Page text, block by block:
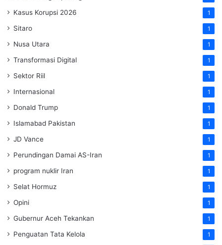
Kasus Korupsi 2026 1
Sitaro 1
Nusa Utara 1
Transformasi Digital 1
Sektor Riil 1
Internasional 1
Donald Trump 1
Islamabad Pakistan 1
JD Vance 1
Perundingan Damai AS-Iran 1
program nuklir Iran 1
Selat Hormuz 1
Opini 1
Gubernur Aceh Tekankan 1
Penguatan Tata Kelola 1